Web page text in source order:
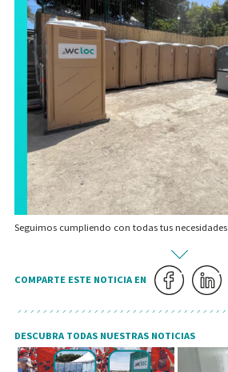
Seguimos cumpliendo con todas tus necesidades
COMPARTE ESTE NOTICIA EN
DESCUBRA TODAS NUESTRAS NOTICIAS